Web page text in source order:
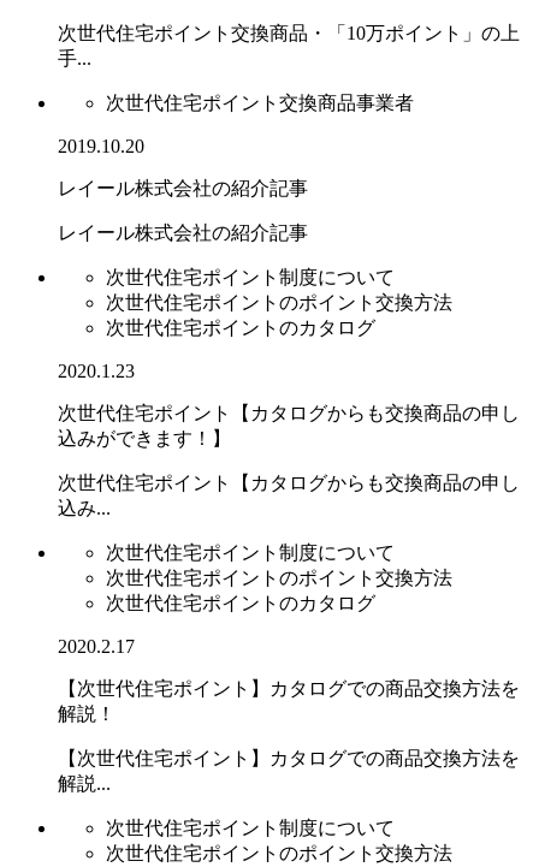
次世代住宅ポイント交換商品・「10万ポイント」の上
手...
次世代住宅ポイント交換商品事業者
2019.10.20
レイール株式会社の紹介記事
レイール株式会社の紹介記事
次世代住宅ポイント制度について
次世代住宅ポイントのポイント交換方法
次世代住宅ポイントのカタログ
2020.1.23
次世代住宅ポイント【カタログからも交換商品の申し
込みができます！】
次世代住宅ポイント【カタログからも交換商品の申し
込み...
次世代住宅ポイント制度について
次世代住宅ポイントのポイント交換方法
次世代住宅ポイントのカタログ
2020.2.17
【次世代住宅ポイント】カタログでの商品交換方法を
解説！
【次世代住宅ポイント】カタログでの商品交換方法を
解説...
次世代住宅ポイント制度について
次世代住宅ポイントのポイント交換方法